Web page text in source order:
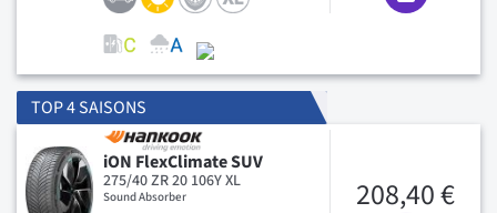
TOP 4 SAISONS
iON FlexClimate SUV
275/40 ZR 20 106Y XL
Sound Absorber
208,40 €